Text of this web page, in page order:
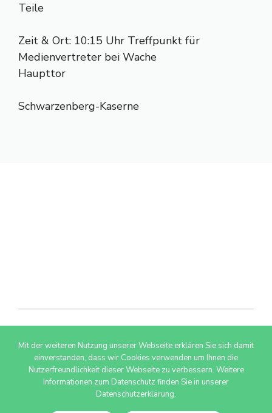
Teile
Zeit & Ort: 10:15 Uhr Treffpunkt für
Medienvertreter bei Wache
Haupttor
Schwarzenberg-Kaserne
© 2026 AdSimple GmbH
Mit der weiteren Nutzung unserer Webseite erklären Sie sich damit
einverstanden, dass wir Cookies verwenden um Ihnen die
Nutzerfreundlichkeit dieser Webseite zu verbessern. Weitere
Informationen zum Datenschutz finden Sie in unserer
Datenschutzerklärung.